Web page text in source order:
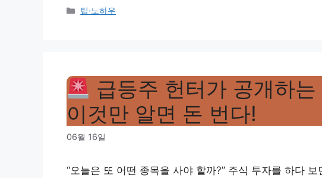
Categories
팁·노하우
급등주 헌터가 공개하
이것만 알면 돈 번다!
06월 16일
“오늘은 또 어떤 종목을 사야 할까?” 주식 투자를 하다